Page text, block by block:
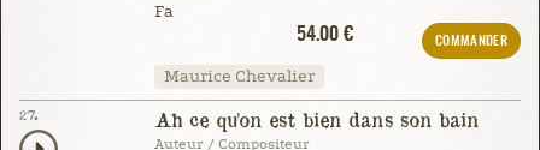
Fa
54.00 €
COMMANDER
Maurice Chevalier
27. Ah ce qu'on est bien dans son bain
Auteur / Compositeur